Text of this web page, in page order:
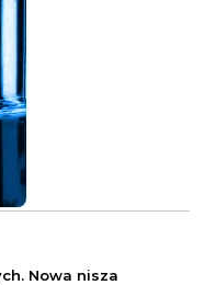
Nowa nisza